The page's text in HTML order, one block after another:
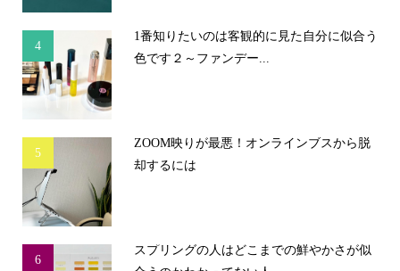
4
1番知りたいのは客観的に見た自分に似合う
色です２～ファンデー...
5
ZOOM映りが最悪！オンラインブスから脱
却するには
6
スプリングの人はどこまでの鮮やかさが似